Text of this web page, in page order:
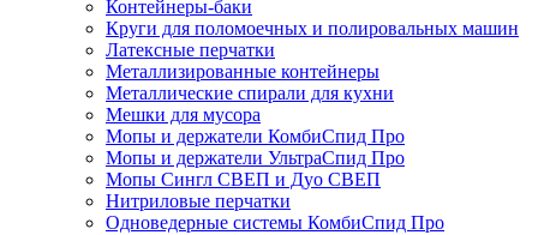
Контейнеры-баки
Круги для поломоечных и полировальных машин
Латексные перчатки
Металлизированные контейнеры
Металлические спирали для кухни
Мешки для мусора
Мопы и держатели КомбиСпид Про
Мопы и держатели УльтраСпид Про
Мопы Сингл СВЕП и Дуо СВЕП
Нитриловые перчатки
Одноведерные системы КомбиСпид Про